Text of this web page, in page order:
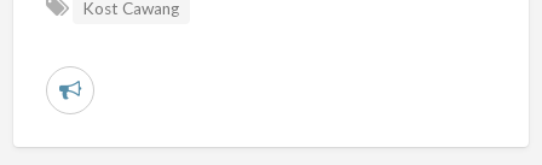
Kost Cawang
L